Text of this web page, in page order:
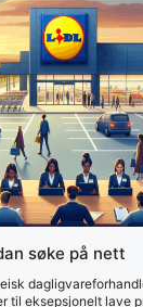
søke på nett
til eksepsjonelt lave